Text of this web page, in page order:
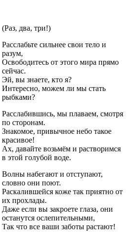
(Раз, два, три!)
Расслабьте сильнее свои тело и
разум,
Освободитесь от этого мира прямо
сейчас.
Эй, вы знаете, кто я?
Интересно, можем ли мы стать
рыбками?
Расслабившись, мы плаваем, смотря
по сторонам.
Знакомое, привычное небо такое
красивое!
Ах, давайте возьмём и растворимся
в этой голубой воде.
Волны набегают и отступают,
словно они поют.
Раскалившейся коже так приятно от
их прохлады.
Даже если вы закроете глаза, они
останутся ослепительными,
Так что все ваши заботы растают!